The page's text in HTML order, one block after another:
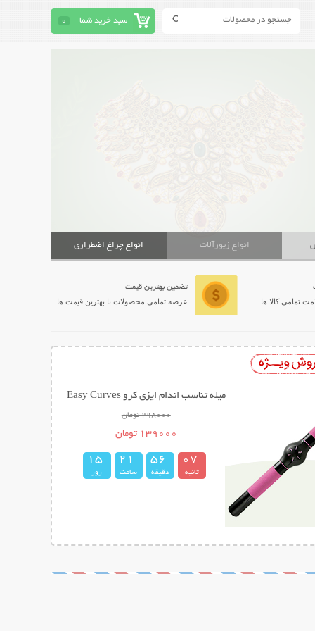
سبد خرید شما 0
انواع زیورآلات انواع چراغ اضطراری
تمامی کالا ها
تضمین بهترین قیمت
عرضه تمامی محصولات با بهترین قیمت ها
میله تناسب اندام ایزی کرو Easy Curves
298000 تومان
139000 تومان
0 6
7
ثانیه
56
دقیقه
2 1
ساعت
1 5
روز